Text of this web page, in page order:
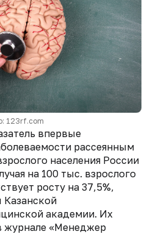
123rf.com
впервые
рассеянным
населения России
на 100 тыс. взрослого
росту на 37,5%,
Казанской
академии. Их
журнале «Менеджер